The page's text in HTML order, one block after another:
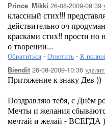
Prince_Mikki 26-08-2009-09:39
классный стих!!!
действительно оч
красками стих!! прости но
о творении...
Обратиться - Ответить - К
Biendit 26-08-2009-10:36
Притяжение к знаку Дев ))
Поздравляю тебя, с Днём
Мечты и желания
мечтай и желай - ВСЕГДА